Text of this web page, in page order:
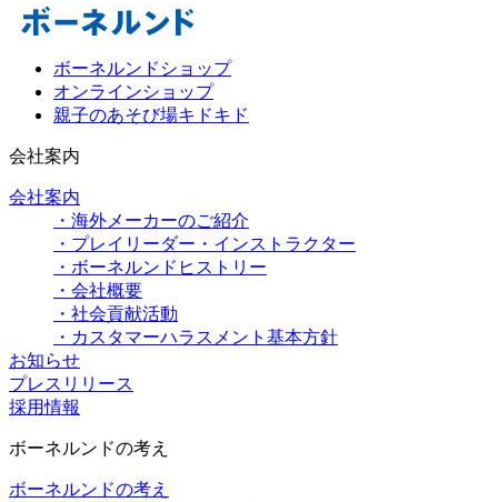
ボーネルンドショップ
オンラインショップ
親子のあそび場キドキド
会社案内
会社案内
・海外メーカーのご紹介
・プレイリーダー・インストラクター
・ボーネルンドヒストリー
・会社概要
・社会貢献活動
・カスタマーハラスメント基本方針
お知らせ
プレスリリース
採用情報
ボーネルンドの考え
ボーネルンドの考え